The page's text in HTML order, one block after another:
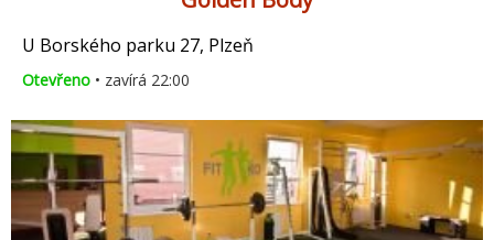
U Borského parku 27, Plzeň
Otevřeno • zavírá 22:00